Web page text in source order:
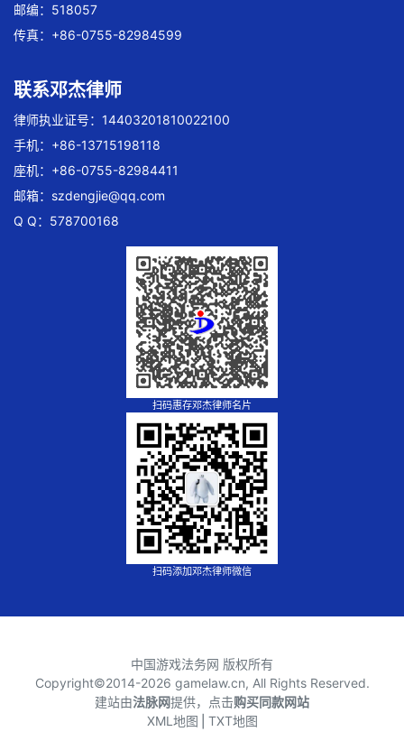
邮编：518057
传真：+86-0755-82984599
联系邓杰律师
律师执业证号：14403201810022100
手机：+86-13715198118
座机：+86-0755-82984411
邮箱： szdengjie@qq.com
Q Q：578700168
扫码惠存邓杰律师名片
扫码添加邓杰律师微信
中国游戏法务网 版权所有
Copyright©2014-2026 gamelaw.cn, All Rights Reserved.
建站由法脉网提供，点击购买同款网站
XML地图 TXT地图